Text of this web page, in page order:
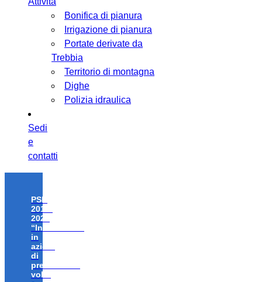
Bonifica di pianura
Irrigazione di pianura
Portate derivate da
Trebbia
Territorio di montagna
Dighe
Polizia idraulica
Sedi
e
contatti
PSR
2014-
2020
“Investimenti
in
azioni
di
prevenzione
volte